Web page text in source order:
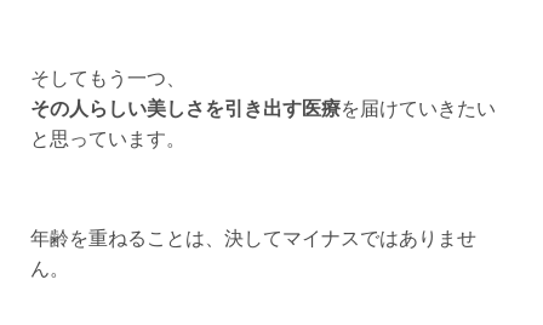
そしてもう一つ、
その人らしい美しさを引き出す医療を届けていきたい
と思っています。
年齢を重ねることは、決してマイナスではありませ
ん。